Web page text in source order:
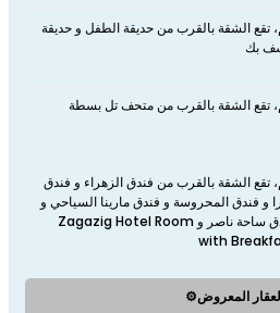
تقع الشقة بالقرب من حديقة الطفل و حديقة
بك
تقع الشقة بالقرب من متحف تل بسطة
تقع الشقة بالقرب من فندق الزهراء و فندق
و فندق المحروسة و فندق مارينا السياحي و
فندق ساحة ناصر و Zagazig Hotel Room
with
المعروض⚙️